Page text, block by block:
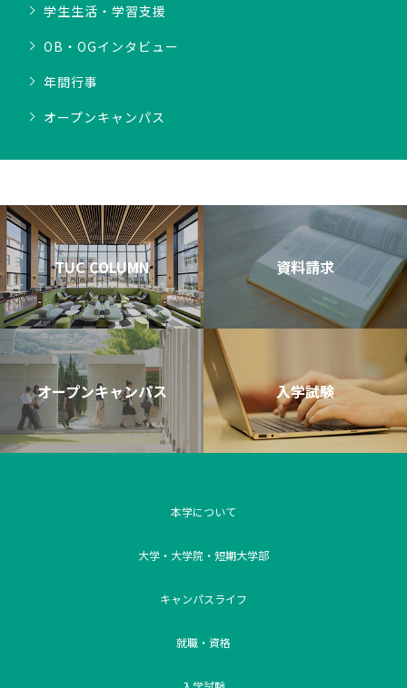
学生生活・学習支援
OB・OGインタビュー
年間行事
オープンキャンパス
TUC COLUMN 資料請求
オープンキャンパス 入学試験
本学について
大学・大学院・短期大学部
キャンパスライフ
就職・資格